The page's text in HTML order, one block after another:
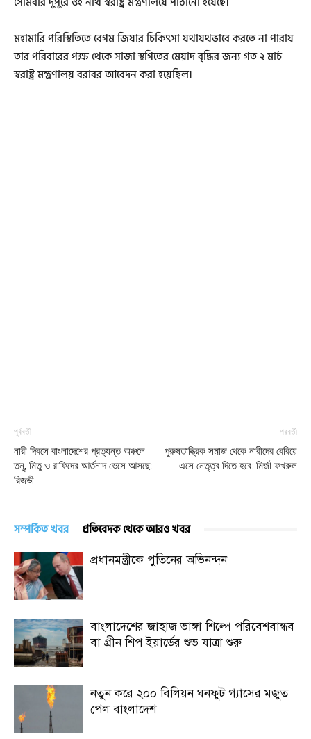
মহামারি পরিস্থিতিতে বেগম জিয়ার চিকিৎসা যথাযথভাবে করতে না পারায়
তার পরিবারের পক্ষ থেকে সাজা স্থগিতের মেয়াদ বৃদ্ধির জন্য গত ২ মার্চ
স্বরাষ্ট্র মন্ত্রণালয় বরাবর আবেদন করা হয়েছিল।
পূর্ববর্তী
নারী দিবসে বাংলাদেশের প্রত্যন্ত অঞ্চলে
তনু, মিতু ও রাফিদের আর্তনাদ ভেসে আসছে:
রিজভী
পরবর্তী
পুরুষতান্ত্রিক সমাজ থেকে নারীদের বেরিয়ে
এসে নেতৃত্ব দিতে হবে: মির্জা ফখরুল
সম্পর্কিত খবর প্রতিবেদক থেকে আরও খবর
প্রধানমন্ত্রীকে পুতিনের অভিনন্দন
বাংলাদেশের জাহাজ ভাঙ্গা শিল্পে পরিবেশবান্ধব
বা গ্রীন শিপ ইয়ার্ডের শুভ যাত্রা শুরু
নতুন করে ২০০ বিলিয়ন ঘনফুট গ্যাসের মজুত
পেল বাংলাদেশ